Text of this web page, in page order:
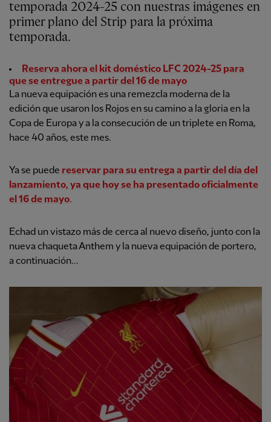
temporada 2024-25 con nuestras imágenes en
primer plano del Strip para la próxima
temporada.
Reserva ahora el kit doméstico LFC 2024-25 para
que se entregue a partir del 16 de mayo
La nueva equipación es una remezcla moderna de la
edición que usaron los Rojos en su camino a la gloria en la
Copa de Europa y a la consecución de un triplete en Roma,
hace 40 años, este mes.
Ya se puede reservar para su entrega a partir del día del
lanzamiento, ya que hoy se ha presentado oficialmente
el 16 de mayo.
Echad un vistazo más de cerca al nuevo diseño, junto con la
nueva chaqueta Anthem y la nueva equipación de portero,
a continuación...